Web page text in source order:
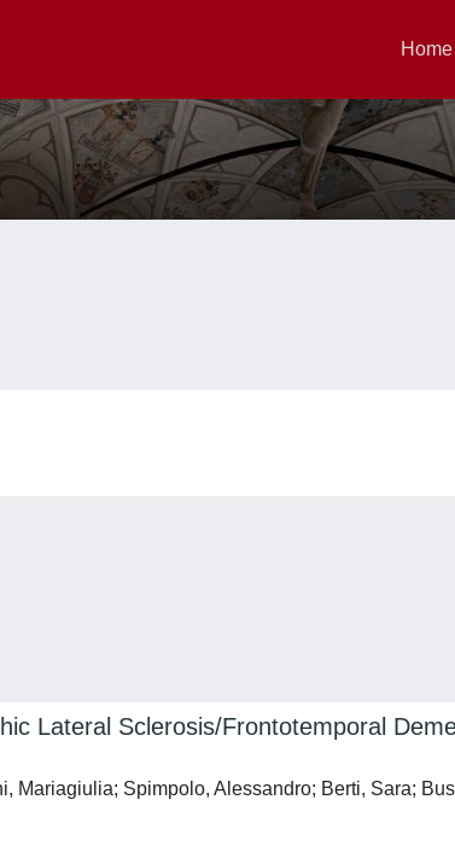
Home
Lateral Sclerosis/Frontotemporal
Mariagiulia; Spimpolo, Alessandro; Berti, Sara;